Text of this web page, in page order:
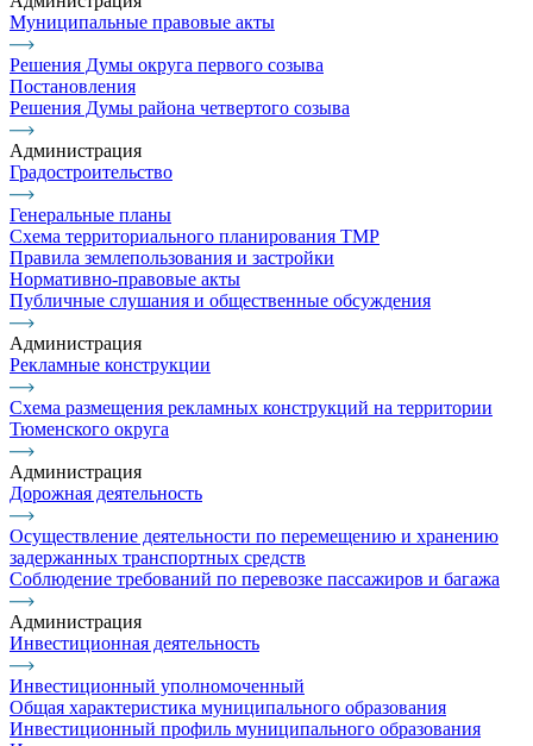
Муниципальные правовые акты
Решения Думы округа первого созыва
Постановления
Решения Думы района четвертого созыва
Администрация
Градостроительство
Генеральные планы
Схема территориального планирования ТМР
Правила землепользования и застройки
Нормативно-правовые акты
Публичные слушания и общественные обсуждения
Администрация
Рекламные конструкции
Схема размещения рекламных конструкций на территории
Тюменского округа
Администрация
Дорожная деятельность
Осуществление деятельности по перемещению и хранению
задержанных транспортных средств
Соблюдение требований по перевозке пассажиров и багажа
Администрация
Инвестиционная деятельность
Инвестиционный уполномоченный
Общая характеристика муниципального образования
Инвестиционный профиль муниципального образования